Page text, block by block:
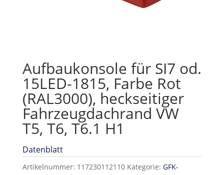
Aufbaukonsole für SI7 od.
15LED-1815, Farbe Rot
(RAL3000), heckseitiger
Fahrzeugdachrand VW
T5, T6, T6.1 H1
Datenblatt
Artikelnummer: 117230112110 Kategorie: GFK-